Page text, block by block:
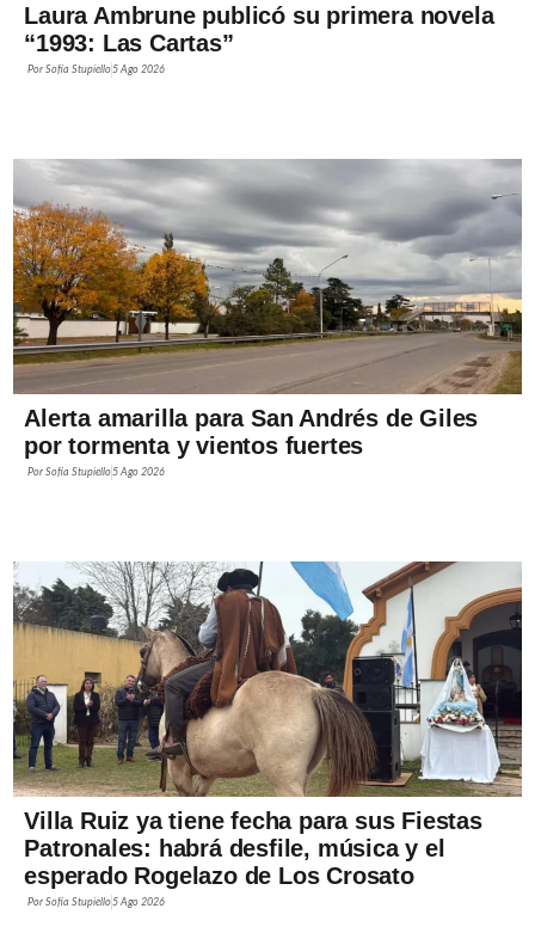
Laura Ambrune publicó su primera novela
“1993: Las Cartas”
PorSofía Stupiello 5 Ago 2026
Alerta amarilla para San Andrés de Giles
por tormenta y vientos fuertes
PorSofía Stupiello 5 Ago 2026
Villa Ruiz ya tiene fecha para sus Fiestas
Patronales: habrá desfile, música y el
esperado Rogelazo de Los Crosato
PorSofía Stupiello 5 Ago 2026